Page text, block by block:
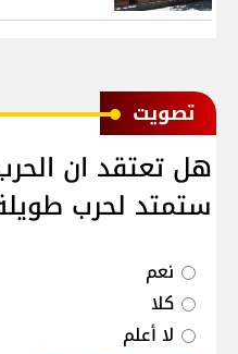
ﺗﺼﻮﻳﺖ
هل تعتقد ان
ستمتد لحرب
نعم
كلا
لا أعلم